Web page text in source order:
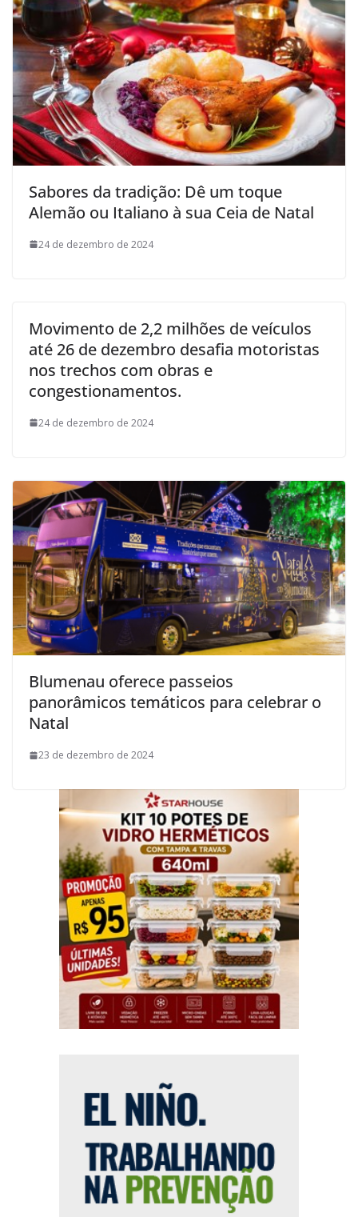
Sabores da tradição: Dê um toque
Alemão ou Italiano à sua Ceia de Natal
24 de dezembro de 2024
Movimento de 2,2 milhões de veículos
até 26 de dezembro desafia motoristas
nos trechos com obras e
congestionamentos.
24 de dezembro de 2024
Blumenau oferece passeios
panorâmicos temáticos para celebrar o
Natal
23 de dezembro de 2024